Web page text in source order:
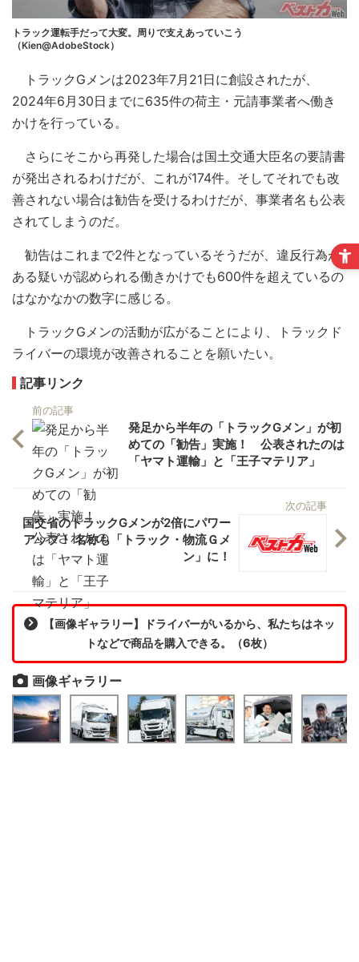
トラック運転手だって大変。周りで支えあっていこう
（Kien@AdobeStock）
トラックGメンは2023年7月21日に創設されたが、
2024年6月30日までに635件の荷主・元請事業者へ働き
かけを行っている。
さらにそこから再発した場合は国土交通大臣名の要請書
が発出されるわけだが、これが174件。そしてそれでも改
善されない場合は勧告を受けるわけだが、事業者名も公表
されてしまうのだ。
勧告はこれまで2件となっているそうだが、違反行為が
ある疑いが認められる働きかけでも600件を超えているの
はなかなかの数字に感じる。
トラックGメンの活動が広がることにより、トラックド
ライバーの環境が改善されることを願いたい。
記事リンク
前の記事
発足から半年の「トラックGメン」が初
めての「勧告」実施！ 公表されたのは
「ヤマト運輸」と「王子マテリア」
次の記事
国交省のトラックGメンが2倍にパワー
アップ！ 名称も「トラック・物流Ｇメ
ン」に！
【画像ギャラリー】ドライバーがいるから、私たちはネッ
トなどで商品を購入できる。（6枚）
画像ギャラリー